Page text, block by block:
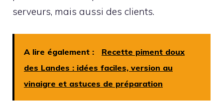
serveurs, mais aussi des clients.
A lire également :
Recette piment doux
des Landes : idées faciles, version au
vinaigre et astuces de préparation